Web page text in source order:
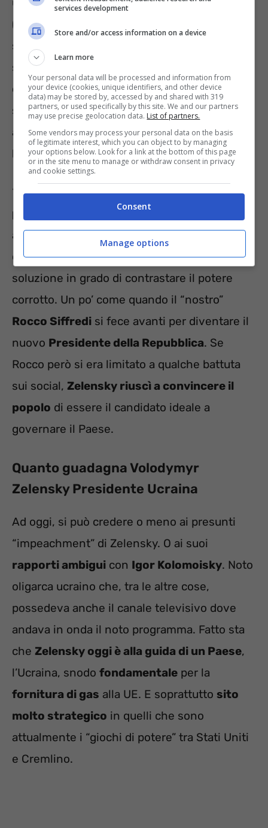
(ma pensa un po’) presidente dell’Ucraina. Le
sue interpretazioni, divenute virali
soprattutto sui social, hanno senza dubbio
contribuito a spingere il popolo ucraino a
sceglierlo nelleelezioni del 2019, quando
appuntostracciò l’allora presidente Petro
Porošenkocon il 73,2% dei voti a suo favore.
“ Servitore del popolo” era anche il nome del
partito politico
che Zelensky usò per
accedere alle elezioni. Alcuni videro il tutto
come una burla mentre altri come l’unica
soluzione in grado di contrastare il potere
corrotto. Un po’ come quando il “nostro”
Rocco Siffredi si fece avanti per diventare il
nuovo Presidente della Repubblica. Se
Rocco però si era limitato a qualche battuta
sui social, Zelensky riuscì a convincere il
popolo di essere il candidato ideale a
governare il Paese.
Quanto guadagna Volodymyr
Zelensky Presidente Ucraina
Ad oggi, si può credere o meno ai presunti
“impeachment” di Zelensky. O ai suoi
rapporti ambigui con Igor Kolomoisky. Noto
oligarca ucraino che, tra le altre cose,
possedeva anche il canale televisivo dove
andava in onda il noto programma. Fatto sta
che Zelensky oggi è alla guida di un Paese,
l’Ucraina, snodo fondamentale per la
fornitura di gas alla UE. E soprattutto sito
molto strategico in quelli che sono
attualmente i “giochi di potere” tra Stati Uniti
e Cremlino.
services development
Store and/or access information on a device
Learn more
Your personal data will be processed and information from
your device (cookies, unique identifiers, and other device
data) may be stored by, accessed by and shared with 319
partners, or used specifically by this site. We and our partners
may use precise geolocation data. List of partners.
Some vendors may process your personal data on the basis
of legitimate interest, which you can object to by managing
your options below. Look for a link at the bottom of this page
or in the site menu to manage or withdraw consent in privacy
and cookie settings.
Consent
Manage options